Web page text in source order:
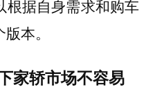
根据自身需求和购车
本。
家轿市场不容易